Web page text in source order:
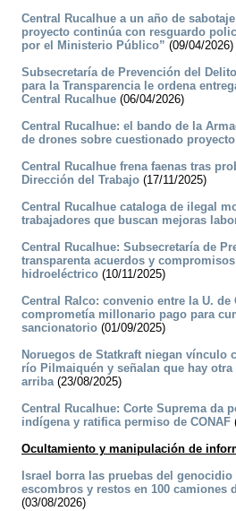
Central Rucalhue a un año de
proyecto continúa con resguardo
por el Ministerio Público” (09/04/2026)
Subsecretaría de Prevención del
para la Transparencia le ordena
Central Rucalhue (06/04/2026)
Central Rucalhue: el bando de la
de drones sobre cuestionado
Central Rucalhue frena faenas tras
Dirección del Trabajo (17/11/2025)
Central Rucalhue cataloga de ilegal
trabajadores que buscan mejoras
Central Rucalhue: Subsecretaría de
transparenta acuerdos y
hidroeléctrico (10/11/2025)
Central Ralco: convenio entre la U. de
comprometía millonario pago para
sancionatorio (01/09/2025)
Noruegos de Statkraft niegan vínculo
río Pilmaiquén y señalan que hay
arriba(23/08/2025)
Central Rucalhue: Corte Suprema da
indígena y ratifica permiso de CONAF
Ocultamiento y manipulación de
Israel borra las pruebas del
escombros y restos en 100 camiones
(03/08/2026)